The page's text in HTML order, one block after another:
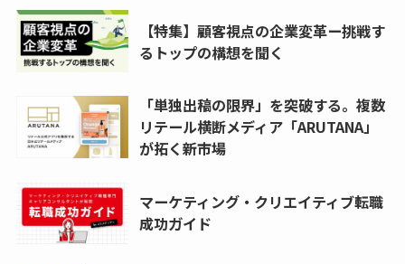
【特集】顧客視点の企業変革ー挑戦す
るトップの構想を聞く
「単独出稿の限界」を突破する。複数
リテール横断メディア「ARUTANA」
が拓く新市場
マーケティング・クリエイティブ転職
成功ガイド